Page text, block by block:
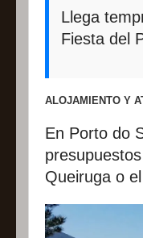
Llega
Fiesta del
ALOJAMIENTO Y
En Porto do
Queiruga o